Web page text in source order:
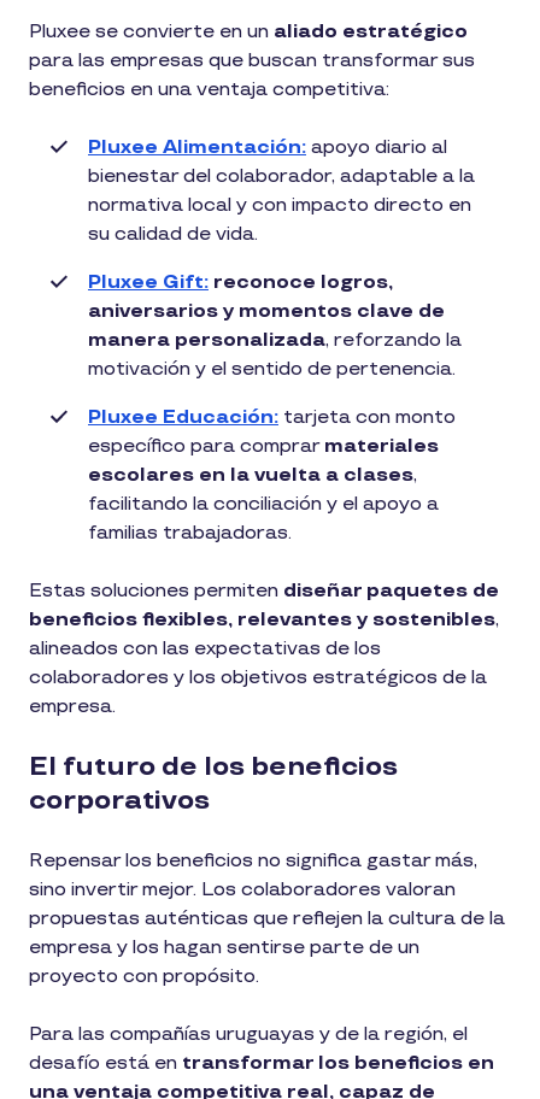
Pluxee se convierte en un aliado estratégico
para las empresas que buscan transformar sus
beneficios en una ventaja competitiva:
Pluxee Alimentación: apoyo diario al
bienestar del colaborador, adaptable a la
normativa local y con impacto directo en
su calidad de vida.
Pluxee Gift: reconoce logros,
aniversarios y momentos clave de
manera personalizada, reforzando la
motivación y el sentido de pertenencia.
Pluxee Educación: tarjeta con monto
específico para comprar materiales
escolares en la vuelta a clases,
facilitando la conciliación y el apoyo a
familias trabajadoras.
Estas soluciones permiten diseñar paquetes de
beneficios flexibles, relevantes y sostenibles,
alineados con las expectativas de los
colaboradores y los objetivos estratégicos de la
empresa.
El futuro de los beneficios
corporativos
Repensar los beneficios no significa gastar más,
sino invertir mejor. Los colaboradores valoran
propuestas auténticas que reflejen la cultura de la
empresa y los hagan sentirse parte de un
proyecto con propósito.
Para las compañías uruguayas y de la región, el
desafío está en transformar los beneficios en
una ventaja competitiva real, capaz de